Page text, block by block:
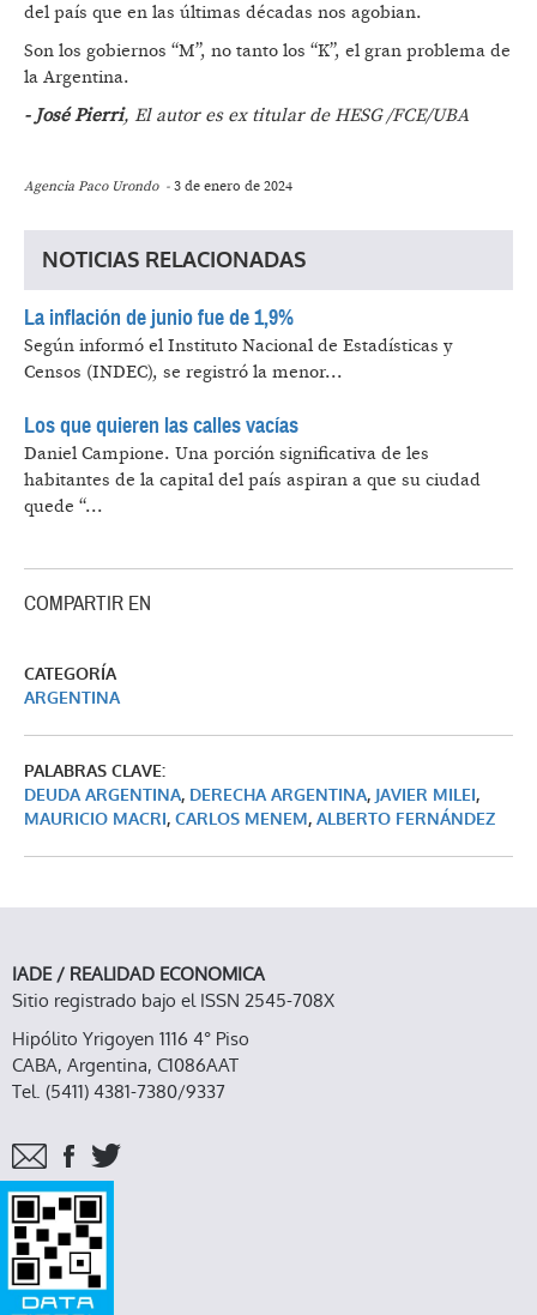
del país que en las últimas décadas nos agobian.
Son los gobiernos “M”, no tanto los “K”, el gran problema de
la Argentina.
- José Pierri, El autor es ex titular de HESG /FCE/UBA
Agencia Paco Urondo - 3 de enero de 2024
NOTICIAS RELACIONADAS
La inflación de junio fue de 1,9%
Según informó el Instituto Nacional de Estadísticas y
Censos (INDEC), se registró la menor...
Los que quieren las calles vacías
Daniel Campione. Una porción significativa de les
habitantes de la capital del país aspiran a que su ciudad
quede “...
COMPARTIR EN
CATEGORÍA
ARGENTINA
PALABRAS CLAVE:
DEUDA ARGENTINA, DERECHA ARGENTINA, JAVIER MILEI,
MAURICIO MACRI, CARLOS MENEM, ALBERTO FERNÁNDEZ
IADE / REALIDAD ECONOMICA
Sitio registrado bajo el ISSN 2545-708X
Hipólito Yrigoyen 1116 4° Piso
CABA, Argentina, C1086AAT
Tel. (5411) 4381-7380/9337